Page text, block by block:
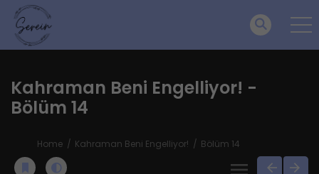
Kahraman Beni Engelliyor! -
Bölüm 14
Home Kahraman Beni Engelliyor! Bölüm 14